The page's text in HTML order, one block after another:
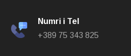
Numri i Tel
+389 75 343 825